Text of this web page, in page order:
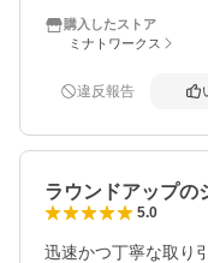
使ってみたのですが
えてきたので効いて
買って、良かったと
購入したストア
ミナトワークス
違反報告
ラウンドアップの
5.0
迅速かつ丁寧な取り